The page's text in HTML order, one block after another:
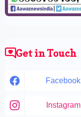
Get in Touch
Facebook
Instagram